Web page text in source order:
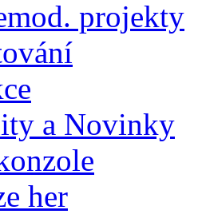
projekty
a Novinky
her